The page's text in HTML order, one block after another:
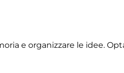
e organizzare le idee.